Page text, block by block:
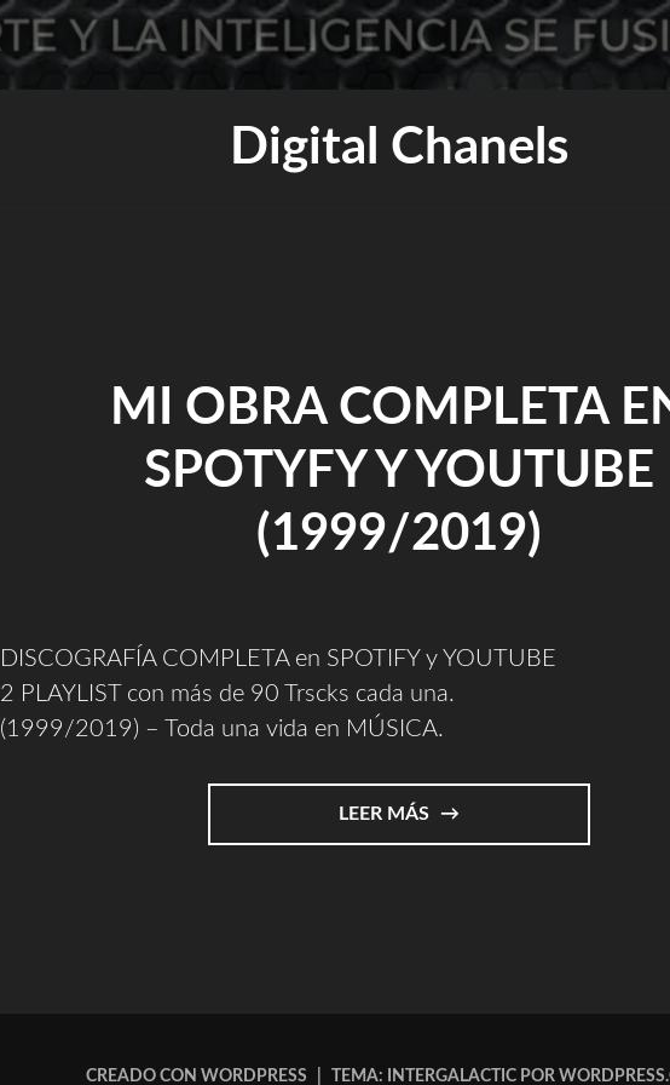
Digital Chanels
MI OBRA COMPLETA
SPOTYFY Y YOUTUBE
(1999/2019)
DISCOGRAFÍA COMPLETA en SPOTIFY y YOUTUBE
2 PLAYLIST con más de 90 Trscks cada una.
(1999/2019) – Toda una vida en MÚSICA.
LEER MÁS "MI
OBRA
CREADO CON WORDPRESS TEMA: INTERGALACTIC POR